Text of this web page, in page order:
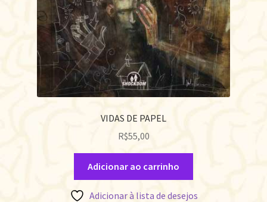
VIDAS DE PAPEL
R$55,00
Adicionar ao carrinho
Adicionar à lista de desejos